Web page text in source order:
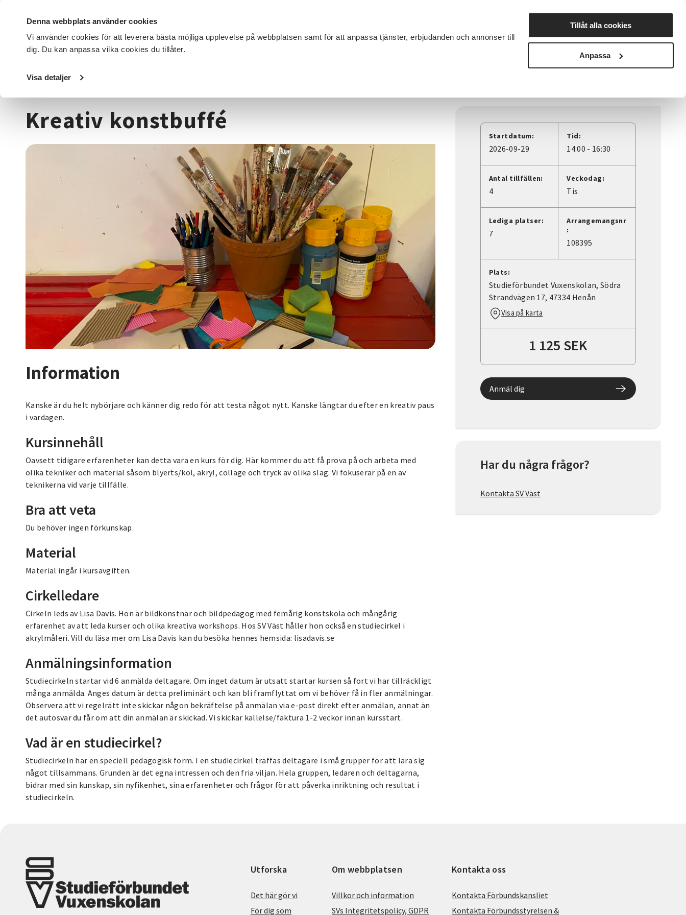
Denna webbplats använder cookies
Vi använder cookies för att leverera bästa möjliga upplevelse på webbplatsen samt för att anpassa tjänster, erbjudanden och annonser till
dig. Du kan anpassa vilka cookies du tillåter.
Visa detaljer
Tillåt alla cookies
Anpassa
DET HÄR GÖR VI FÖR DIG SOM SÖK KURSER OCH EVENEMANG Nyheter Avdelningar
Startsida / Kurser och evenemang
Kreativ konstbuffé
Information
Kanske är du helt nybörjare och känner dig redo för att testa något nytt. Kanske längtar du efter en kreativ paus
i vardagen.
Kursinnehåll
Oavsett tidigare erfarenheter kan detta vara en kurs för dig. Här kommer du att få prova på och arbeta med
olika tekniker och material såsom blyerts/kol, akryl, collage och tryck av olika slag. Vi fokuserar på en av
teknikerna vid varje tillfälle.
Bra att veta
Du behöver ingen förkunskap.
Material
Material ingår i kursavgiften.
Cirkelledare
Cirkeln leds av Lisa Davis. Hon är bildkonstnär och bildpedagog med femårig konstskola och mångårig
erfarenhet av att leda kurser och olika kreativa workshops. Hos SV Väst håller hon också en studiecirkel i
akrylmåleri. Vill du läsa mer om Lisa Davis kan du besöka hennes hemsida: lisadavis.se
Anmälningsinformation
Studiecirkeln startar vid 6 anmälda deltagare. Om inget datum är utsatt startar kursen så fort vi har tillräckligt
många anmälda. Anges datum är detta preliminärt och kan bli framflyttat om vi behöver få in fler anmälningar.
Observera att vi regelrätt inte skickar någon bekräftelse på anmälan via e-post direkt efter anmälan, annat än
det autosvar du får om att din anmälan är skickad. Vi skickar kallelse/faktura 1-2 veckor innan kursstart.
Vad är en studiecirkel?
Studiecirkeln har en speciell pedagogisk form. I en studiecirkel träffas deltagare i små grupper för att lära sig
något tillsammans. Grunden är det egna intressen och den fria viljan. Hela gruppen, ledaren och deltagarna,
bidrar med sin kunskap, sin nyfikenhet, sina erfarenheter och frågor för att påverka inriktning och resultat i
studiecirkeln.
Startdatum:
2026-09-29
Tid:
14:00 - 16:30
Antal tillfällen:
4
Veckodag:
Tis
Lediga platser:
7
Arrangemangsnr
:
108395
Plats:
Studieförbundet Vuxenskolan, Södra
Strandvägen 17, 47334 Henån
Visa på karta
1 125 SEK
Anmäl dig
Har du några frågor?
Kontakta SV Väst
Utforska
Det här gör vi
För dig som
Om webbplatsen
Villkor och information
SVs Integritetspolicy, GDPR
Kontakta oss
Kontakta Förbundskansliet
Kontakta Förbundsstyrelsen &